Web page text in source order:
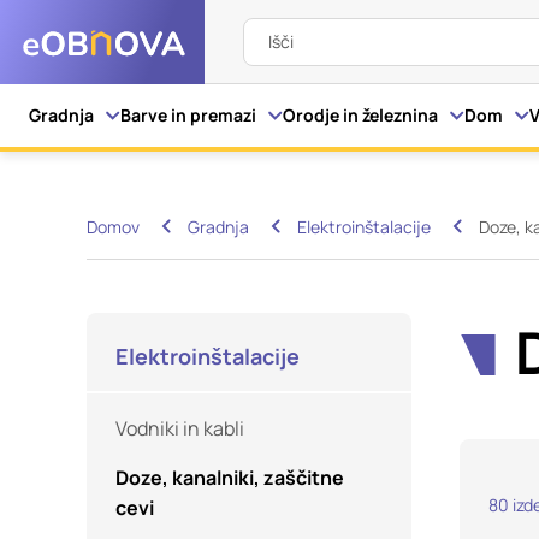
Išči
Gradnja Barve in premazi Orodje in železnina Dom
Domov Gradnja Elektroinštalacije Doze,
Elektroinštalacije
Vodniki in kabli
Doze, kanalniki, zaščitne
cevi
80
Nastavitve
Ko obiščete katero
razkrivajo
izkušnjo. Nekatere